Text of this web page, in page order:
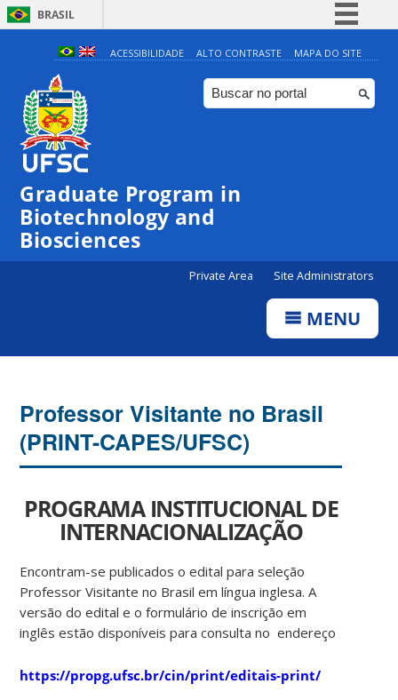
BRASIL
Simplifique!
Comunica BR
Participe
ACESSIBILIDADE ALTO CONTRASTE MAPA DO SITE
Graduate Program in
Biotechnology and
Biosciences
Private Area Site Administrators
MENU
Professor Visitante no Brasil
(PRINT-CAPES/UFSC)
PROGRAMA INSTITUCIONAL DE
INTERNACIONALIZAÇÃO
Encontram-se publicados o edital para seleção
Professor Visitante no Brasil em língua inglesa. A
versão do edital e o formulário de inscrição em
inglês estão disponíveis para consulta no endereço
https://propg.ufsc.br/cin/print/editais-print/